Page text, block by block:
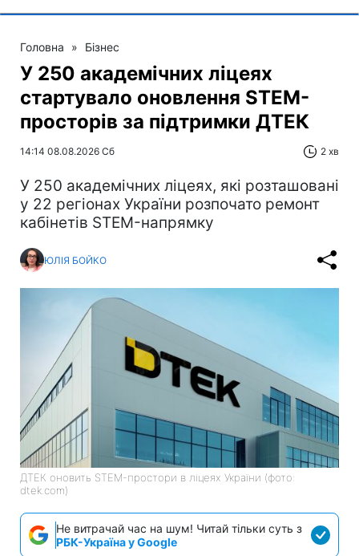
Головна » Бізнес
У 250 академічних ліцеях
стартувало оновлення STEM-
просторів за підтримки ДТЕК​‌
14:14 08.08.2026 Сб 2 хв
У 250 академічних ліцеях, які розташовані
у 22 регіонах України розпочато ремонт
кабінетів STEM-напрямку
ЮЛІЯ БОЙКО
ДТЕК оновить STEM-простори в ліцеях України (фото:
dtek.com)
Не витрачай час на шум! Читай тільки суть з
РБК-Україна у Google